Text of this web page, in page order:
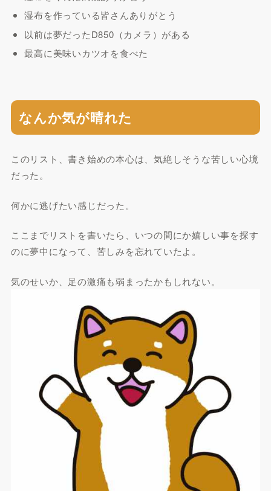
湿布を作っている皆さんありがとう
以前は夢だったD850（カメラ）がある
最高に美味いカツオを食べた
なんか気が晴れた
このリスト、書き始めの本心は、気絶しそうな苦しい心境
だった。
何かに逃げたい感じだった。
ここまでリストを書いたら、いつの間にか嬉しい事を探す
のに夢中になって、苦しみを忘れていたよ。
気のせいか、足の激痛も弱まったかもしれない。